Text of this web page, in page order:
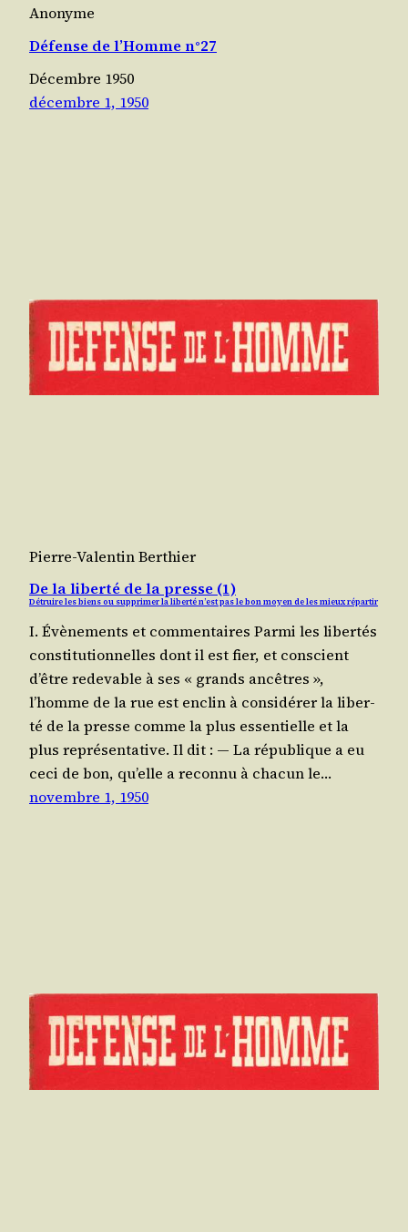
Anonyme
Défense de l’Homme n°27
Décembre 1950
décembre 1, 1950
Pierre-Valentin Berthier
De la liberté de la presse (1)
Détruire les biens ou supprimer la liberté n’est pas le bon moyen de les mieux répartir
I. Évènements et commentaires Par­mi les liber­tés
consti­tu­tion­nelles dont il est fier, et conscient
d’être rede­vable à ses « grands ancêtres »,
l’homme de la rue est enclin à consi­dé­rer la liber­
té de la presse comme la plus essen­tielle et la
plus repré­sen­ta­tive. Il dit : — La répu­blique a eu
ceci de bon, qu’elle a recon­nu à cha­cun le…
novembre 1, 1950